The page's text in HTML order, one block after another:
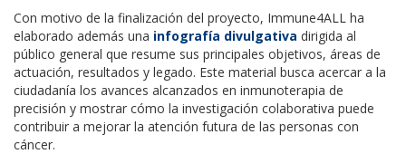
Con motivo de la finalización del proyecto, Immune4ALL ha
elaborado además una infografía divulgativa dirigida al
público general que resume sus principales objetivos, áreas de
actuación, resultados y legado. Este material busca acercar a la
ciudadanía los avances alcanzados en inmunoterapia de
precisión y mostrar cómo la investigación colaborativa puede
contribuir a mejorar la atención futura de las personas con
cáncer.